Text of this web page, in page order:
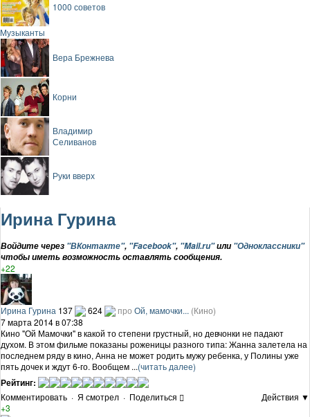
1000 советов
Музыканты
Вера Брежнева
Корни
Владимир
Селиванов
Руки вверх
Ирина Гурина
Войдите через "ВКонтакте", "Facebook", "Mail.ru"или "Одноклассники"
чтобы иметь возможность оставлять сообщения.
+22
Ирина Гурина 137 624 про Ой, мамочки... (Кино)
7 марта 2014 в 07:38
Кино "Ой Мамочки" в какой то степени грустный, но девчонки не падают
духом. В этом фильме показаны роженицы разного типа: Жанна залетела на
последнем ряду в кино, Анна не может родить мужу ребенка, у Полины уже
пять дочек и ждут 6-го. Вообщем ...(читать далее)
Рейтинг:
Комментировать · Я смотрел · Поделиться
Действия ▼
+3